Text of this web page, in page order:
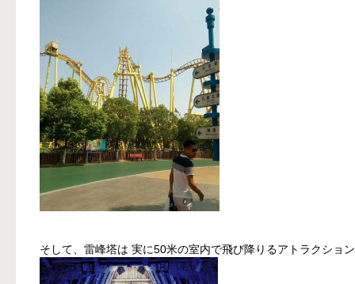
そして、雷峰塔は 実に50米の室内で飛び降りるアトラクショ